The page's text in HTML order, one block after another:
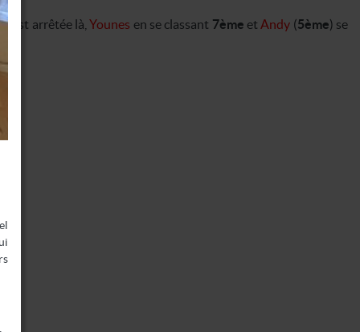
s’est arrêtée là,Younes en se classant 7ème et Andy (5ème) se
.